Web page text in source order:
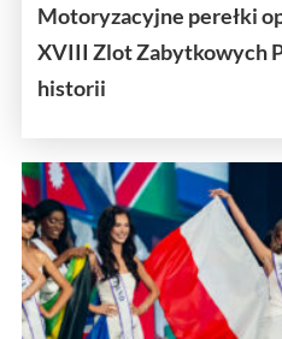
Motoryzacyjne perełki
XVIII Zlot Zabytkowych
historii